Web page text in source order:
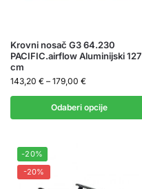
Krovni nosač G3 64.230
PACIFIC.airflow Aluminijski 127
cm
143,20 € – 179,00 €
Odaberi opcije
-20%
-20%